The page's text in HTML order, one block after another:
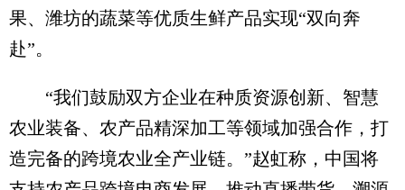
果、潍坊的蔬菜等优质生鲜产品实现“双向奔
赴”。
“我们鼓励双方企业在种质资源创新、智慧
农业装备、农产品精深加工等领域加强合作，打
造完备的跨境农业全产业链。”赵虹称，中国将